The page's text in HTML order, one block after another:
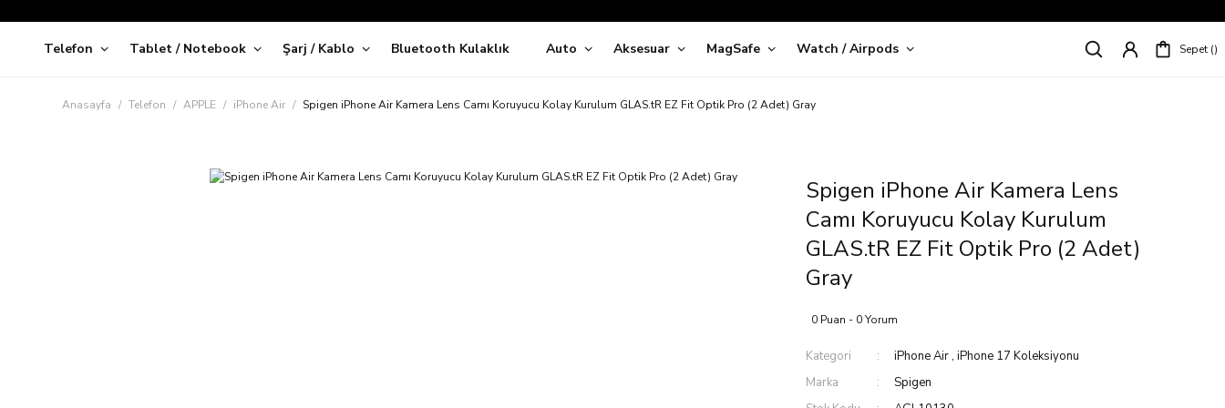
Siparişleriniz
5 İş Günü İçerisinde Kargoda!
Kapıda Ödeme Kolaylığı, Kredi Kartı ile Taksitli Hızlı ve Güvenli Alışveriş!
Süper İndirimli Fiyatlar
Telefon Tablet / Notebook Şarj / Kablo Bluetooth Kulaklık Auto Aksesuar MagSafe Watch / Airpods Sepet
Anasayfa Telefon APPLE iPhone Air Spigen iPhone Air Kamera Lens Camı Koruyucu Kolay Kurulum GLAS.tR EZ Fit Optik Pro (2 Adet) Gray
Spigen iPhone Air Kamera Lens
Camı Koruyucu Kolay Kurulum
GLAS.tR EZ Fit Optik Pro (2 Adet)
Gray
0 Puan - 0 Yorum
Kategori iPhone Air,iPhone 17 Koleksiyonu
Marka
Spigen